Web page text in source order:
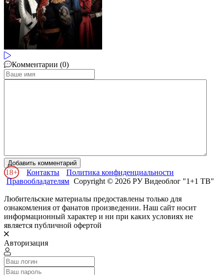
Комментарии (0)
Добавить комментарий
18+ Контакты
Политика конфиденциальности
Правообладателям Copyright © 2026 РУ Видеоблог "1+1 ТВ"
Любительские материалы предоставлены только для
ознакомления от фанатов произведении. Наш сайт носит
информационный характер и ни при каких условиях не
является публичной офертой
Авторизация